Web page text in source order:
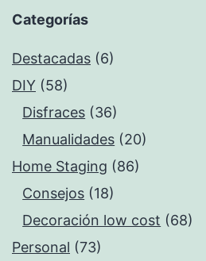
Categorías
Destacadas (6)
DIY (58)
Disfraces (36)
Manualidades (20)
Home Staging (86)
Consejos (18)
Decoración low cost (68)
Personal (73)